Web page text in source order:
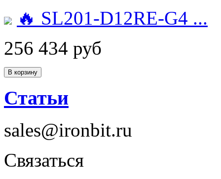
🔥 SL201-D12RE-G4 ...
256 434 руб
Статьи
sales@ironbit.ru
Связаться